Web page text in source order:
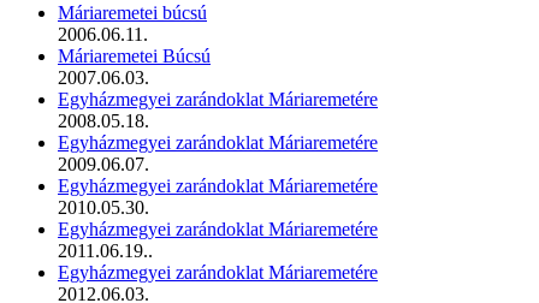
Máriaremetei búcsú
2006.06.11.
Máriaremetei Búcsú
2007.06.03.
Egyházmegyei zarándoklat Máriaremetére
2008.05.18.
Egyházmegyei zarándoklat Máriaremetére
2009.06.07.
Egyházmegyei zarándoklat Máriaremetére
2010.05.30.
Egyházmegyei zarándoklat Máriaremetére
2011.06.19..
Egyházmegyei zarándoklat Máriaremetére
2012.06.03.